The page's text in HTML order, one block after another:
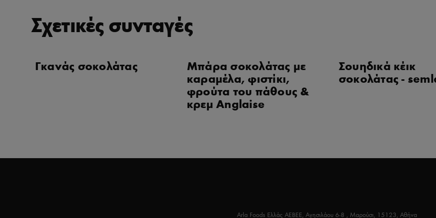
Σχετικές συνταγές
Γκανάς σοκολάτας
Μπάρα σοκολάτας με
καραμέλα, φιστίκι,
φρούτα του πάθους &
κρεμ Anglaise
Σουηδικά κέικ
σοκολάτας -
Arla Foods Ελλάς ΑΕΒΕΕ, Αγησιλάου 6-8 , Μαρούσι, 15123, Αθήνα